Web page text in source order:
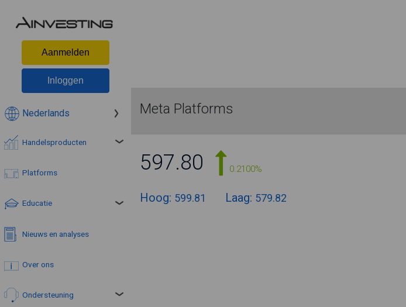
Aanmelden
Inloggen
Nederlands
Handelsproducten
Platforms
Educatie
Nieuws en analyses
Over ons
Ondersteuning
Meta Platforms
597.80 0.2100%
Hoog: 599.81 Laag: 579.82